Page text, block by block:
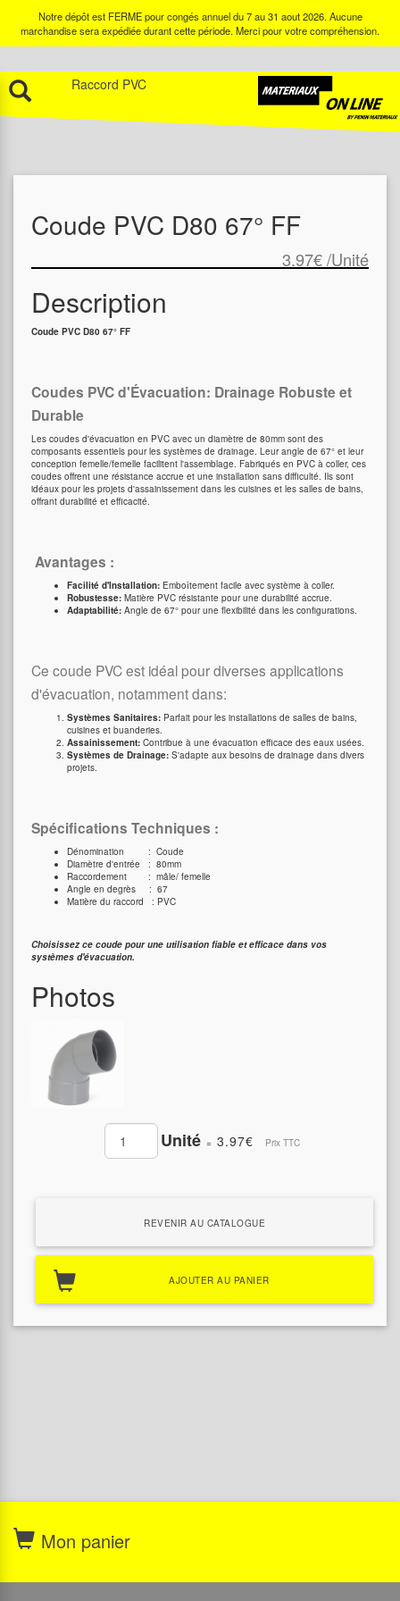
Notre dépôt est FERME pour congés annuel du 7 au 31 aout 2026. Aucune
marchandise sera expédiée durant cette période. Merci pour votre compréhension.
Raccord PVC
Coude PVC D80 67° FF
3.97€/Unité
Description
Coude PVC D80 67° FF
Coudes PVC d'Évacuation: Drainage Robuste et
Durable
Les coudes d'évacuation en PVC avec un diamètre de 80mm sont des
composants essentiels pour les systèmes de drainage. Leur angle de 67° et leur
conception femelle/femelle facilitent l'assemblage. Fabriqués en PVC à coller, ces
coudes offrent une résistance accrue et une installation sans difficulté. Ils sont
idéaux pour les projets d'assainissement dans les cuisines et les salles de bains,
offrant durabilité et efficacité.
Avantages :
Facilité d'Installation: Emboîtement facile avec système à coller.
Robustesse: Matière PVC résistante pour une durabilité accrue.
Adaptabilité: Angle de 67° pour une flexibilité dans les configurations.
Ce coude PVC est idéal pour diverses applications
d'évacuation, notamment dans:
Systèmes Sanitaires: Parfait pour les installations de salles de bains,
cuisines et buanderies.
Assainissement: Contribue à une évacuation efficace des eaux usées.
Systèmes de Drainage: S'adapte aux besoins de drainage dans divers
projets.
Spécifications Techniques :
Dénomination : Coude
Diamètre d'entrée : 80mm
Raccordement : mâle/ femelle
Angle en degrès : 67
Matière du raccord : PVC
Choisissez ce coude pour une utilisation fiable et efficace dans vos
systèmes d'évacuation.
Photos
Unité = 3.97€ Prix TTC
REVENIR AU CATALOGUE
AJOUTER AU PANIER
Mon panier